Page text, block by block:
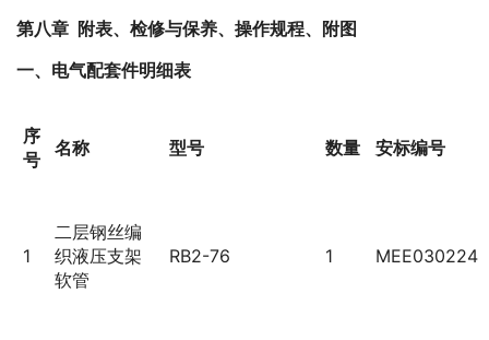
第八章 附表、检修与保养、操作规程、附图
一、电气配套件明细表
序
号
名称 型号 数量 安标编号
1
二层钢丝编
织液压支架
软管
RB2-76 1 MEE030224